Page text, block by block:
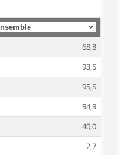
68,8
93,5
95,5
94,9
40,0
2,7